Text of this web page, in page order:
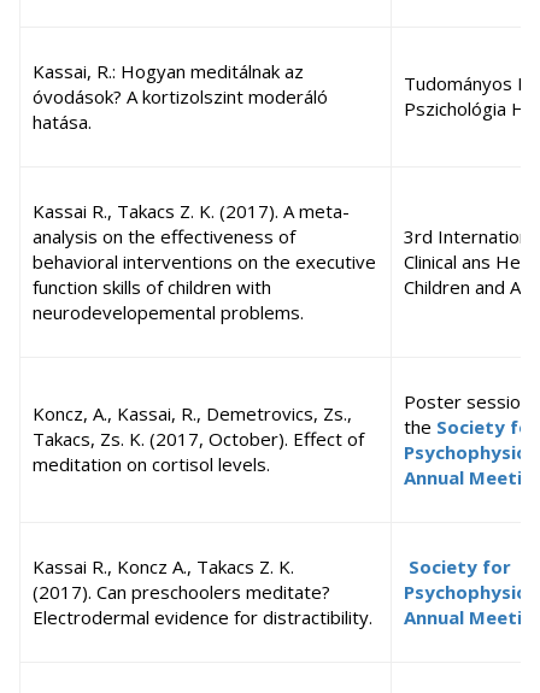
Kassai, R.: Hogyan meditálnak az
óvodások? A kortizolszint moderáló
hatása.
Tudományos
Pszichológia
Kassai R., Takacs Z. K. (2017). A meta-
analysis on the effectiveness of
behavioral interventions on the executive
function skills of children with
neurodevelopemental problems.
3rd
Clinical ans
Children and
Koncz, A., Kassai, R., Demetrovics, Zs.,
Takacs, Zs. K. (2017, October). Effect of
meditation on cortisol levels.
Poster session
the Society for
Annual
Kassai R., Koncz A., Takacs Z. K.
(2017). Can preschoolers meditate?
Electrodermal evidence for distractibility.
Society for
Annual